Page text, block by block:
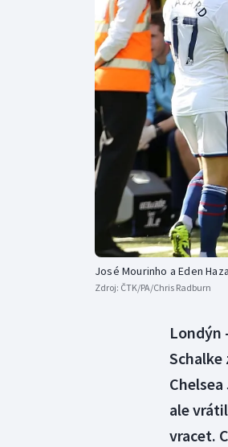
José Mourinho a Eden
Zdroj: ČTK/PA/Chris Radburn
Londýn
Schalke
ale
vracet.